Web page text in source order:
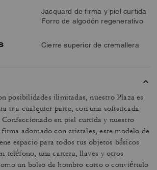
Jacquard de firma y piel curtida
Forro de algodón regenerativo
Cierre superior de cremallera
posibilidades ilimitadas, nuestro Plaza es
ir a cualquier parte, con una sofisticada
en piel curtida y nuestro
adornado con cristales, este modelo de
espacio para todos tus objetos básicos
teléfono, una cartera, llaves y otros
un bolso de hombro corto o conviértelo